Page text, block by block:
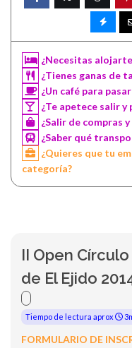
¿Necesitas
¿Tienes ganas de
¿Un café para
¿Te apetece salir y
¿Salir de compras
¿Saber qué
¿Quieres que tu
categoría?
II Open
de El Ejido
Tiempo de lectura aprox
FORMULARIO DE